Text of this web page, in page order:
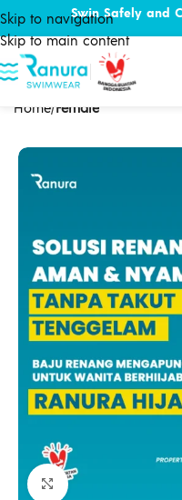
Skip to navigation
Skip to main content
Swin Safely and
Home Female
Click to enlarge